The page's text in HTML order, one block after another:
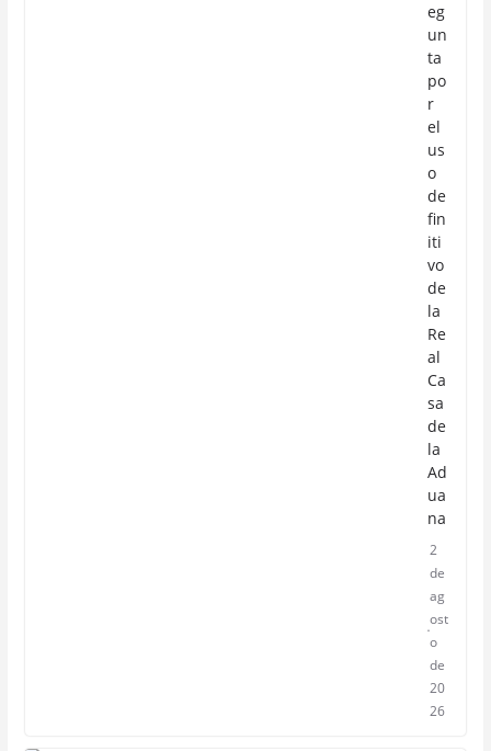
eg
un
ta
po
r
el
us
o
de
fin
iti
vo
de
la
Re
al
Ca
sa
de
la
Ad
ua
na
2
de
ag
ost
o
de
20
26